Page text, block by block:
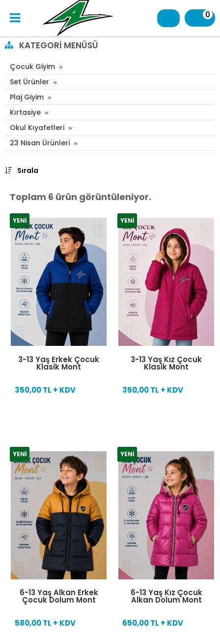
0
KATEGORI MENÜSÜ
Çocuk Giyim
Set Ürünler
Plaj Giyim
Kırtasiye
Okul Kıyafetleri
23 Nisan Ürünleri
Sırala
Toplam 6 ürün görüntüleniyor.
YENI
3-13 Yaş Erkek Çocuk
Klasik Mont
350,00 TL + KDV
YENI
3-13 Yaş Kız Çocuk
Klasik Mont
350,00 TL + KDV
YENI
6-13 Yaş Alkan Erkek
Çocuk Dolum Mont
580,00 TL + KDV
YENI
6-13 Yaş Kız Çocuk
Alkan Dolum Mont
650,00 TL + KDV